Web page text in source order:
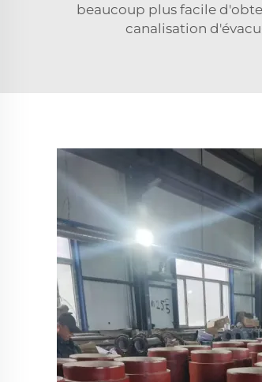
beaucoup plus facile
canalisation